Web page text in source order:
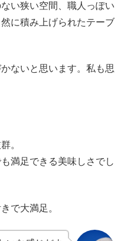
い狭い空間、職人っぽい
に積み上げられたテーブ
ないと思います。私も思
。
満足できる美味しさでし
で大満足。